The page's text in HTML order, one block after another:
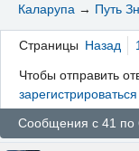
Правила
Вход
Каларупа → Путь
Страницы Назад
Чтобы отправить
зарегистрироваться
Сообщения с 41 по